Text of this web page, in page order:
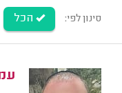
סינון לפי: הכל